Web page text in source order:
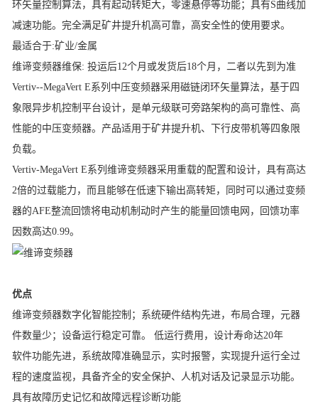
环矢量控制算法，具有起动转矩大，零速悬停等功能；具有S曲线加
减速功能。完全满足矿井提升机高可靠，高安全性的使用要求。
最适合于:矿业/金属
维谛变频器维保: 投运后12个月或发货后18个月，二者以先到为准
Vertiv--MegaVert E系列中压变频器采用磁链闭环矢量算法，基于四
象限异步机控制平台设计，是单元级联可旁路架构的高可靠性、高
性能的中压变频器。产品适用于矿井提升机、下行皮带机等四象限
负载。
Vertiv-MegaVert E系列 维谛变频器采用重载的配置和设计，具有高达
2倍的过载能力，而且能够在低速下输出高转矩，同时可以通过变频
器的AFE整流回馈将电动机制动时产生的能量回馈电网，回馈功率
因数高达0.99。
优点
维谛变频器数字化智能控制；系统硬件结构先进，布局合理，元器
件数量少；设备运行稳定可靠。 低运行费用，设计寿命达20年
软件功能先进，系统故障准确显示，实时报警，实现提升运行全过
程的速度监视，具备齐全的安全保护、人机对话及记录显示功能。
具有故障历史记忆和故障远程诊断功能